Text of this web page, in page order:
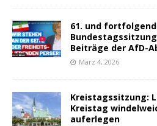
61. und
Beiträge der AfD-
März 4, 2026
Kreistagssitzung:
Kreistag
auferlegen